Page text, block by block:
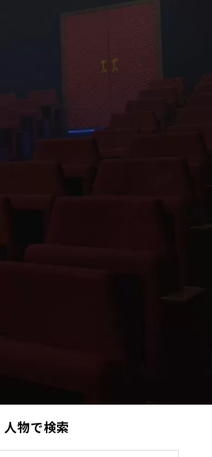
物で検索